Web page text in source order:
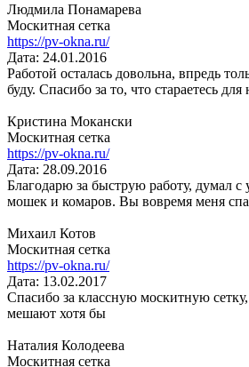
Людмила Понамарева
Москитная сетка
https://pv-okna.ru/
Дата: 24.01.2016
Работой осталась довольна, впредь
буду. Спасибо за то, что стараетесь для
Кристина Мокански
Москитная сетка
https://pv-okna.ru/
Дата: 28.09.2016
Благодарю за быструю работу, думал с
мошек и комаров. Вы вовремя меня
Михаил Котов
Москитная сетка
https://pv-okna.ru/
Дата: 13.02.2017
Спасибо за классную москитную
мешают хотя бы
Наталия Колодеева
Москитная сетка